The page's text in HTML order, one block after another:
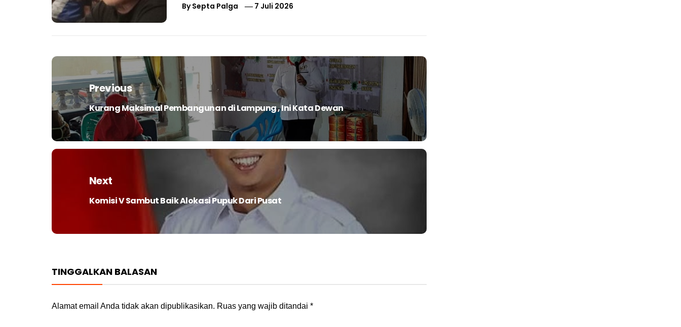
BySepta Palga 7 Juli 2026
Navigasi
pos
Previous
Previous
post:
Kurang Maksimal Pembangunan di Lampung , Ini Kata Dewan
Next
Next
Komisi V Sambut Baik Alokasi Pupuk Dari Pusat
TINGGALKAN BALASAN
Alamat email Anda tidak akan dipublikasikan. Ruas yang wajib ditandai *